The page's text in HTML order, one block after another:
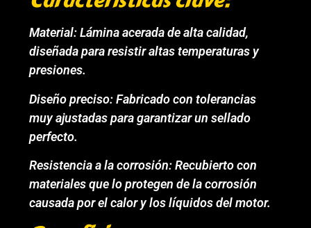
Material: Lámina acerada de alta calidad,
diseñada para resistir altas temperaturas y
presiones.
Diseño preciso: Fabricado con tolerancias
muy ajustadas para garantizar un sellado
perfecto.
Resistencia a la corrosión: Recubierto con
materiales que lo protegen de la corrosión
causada por el calor y los líquidos del motor.